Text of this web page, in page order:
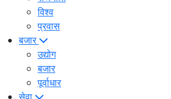
विश्व
प्रवास
बजार
उद्योग
बजार
पूर्वाधार